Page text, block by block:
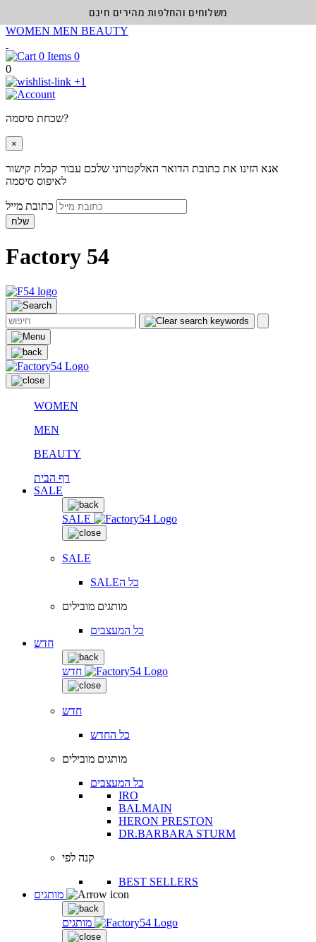
WOMEN MEN BEAUTY
0
0
+1
שכחת סיסמה?
×
אנא הזינו את כתובת הדואר האלקטרוני שלכם עבור קבלת קישור
לאיפוס סיסמה
שלח
Factory 54
WOMEN
MEN
BEAUTY
דף הבית
SALE
SALE
SALE
SALEכל ה
מותגים מובילים
כל המעצבים
חדש
חדש
חדש
כל החדש
מותגים מובילים
כל המעצבים
IRO
BALMAIN
HERON PRESTON
DR.BARBARA STURM
קנה לפי
BEST SELLERS
מותגים
משלוחים והחלפות מהירים חינם